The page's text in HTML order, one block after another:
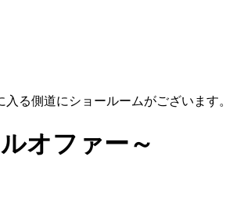
る側道にショールームがございます。
オファー～